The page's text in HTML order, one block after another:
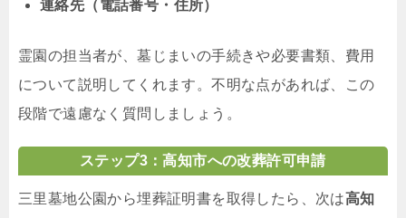
連絡先（電話番号・住所）
霊園の担当者が、墓じまいの手続きや必要書類、費用
について説明してくれます。不明な点があれば、この
段階で遠慮なく質問しましょう。
ステップ3：高知市への改葬許可申請
三里墓地公園から埋葬証明書を取得したら、次は高知